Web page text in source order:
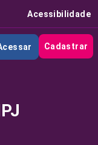
Acessibilidade
Cadastrar